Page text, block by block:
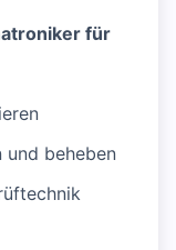
für
und beheben